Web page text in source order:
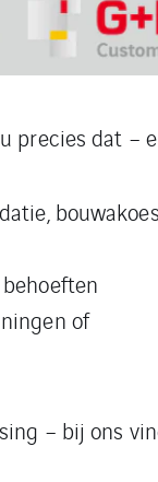
precies dat –
of
– bij ons